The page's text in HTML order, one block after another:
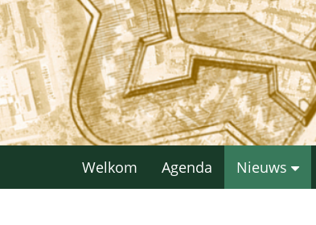
Welkom Agenda Nieuws